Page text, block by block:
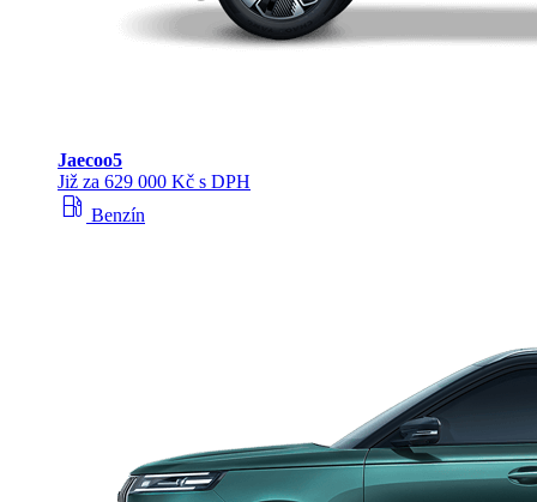
Jaecoo5
Již za 629 000 Kč s DPH
local_gas_station Benzín